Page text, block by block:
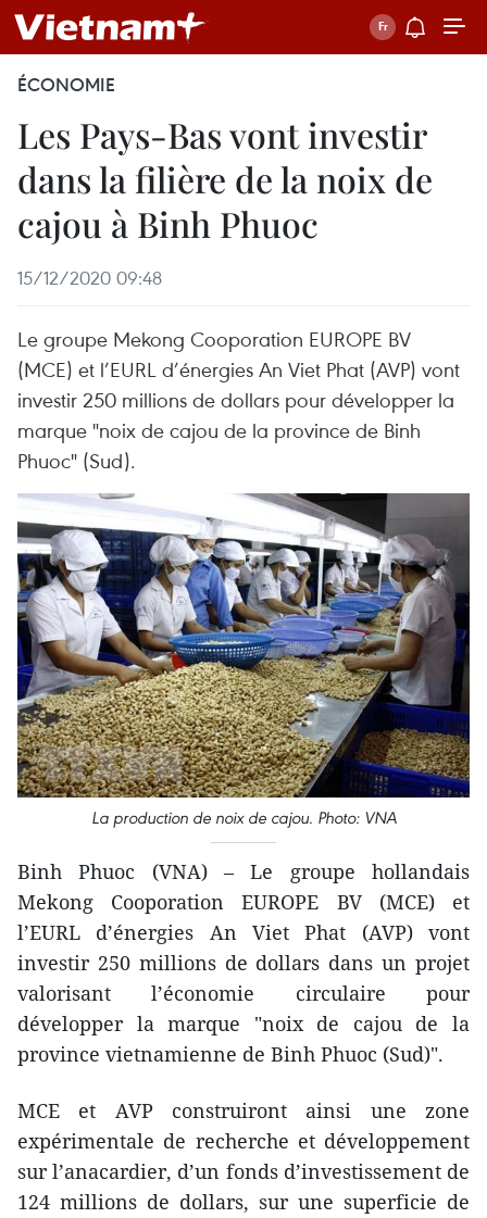
ÉCONOMIE
Les Pays-Bas vont investir
dans la filière de la noix de
cajou à Binh Phuoc
15/12/2020 09:48
Le groupe Mekong Cooporation EUROPE BV
(MCE) et l’EURL d’énergies An Viet Phat (AVP) vont
investir 250 millions de dollars pour développer la
marque "noix de cajou de la province de Binh
Phuoc" (Sud).
La production de noix de cajou. Photo: VNA
Binh Phuoc (VNA) – Le groupe hollandais
Mekong Cooporation EUROPE BV (MCE) et
l’EURL d’énergies An Viet Phat (AVP) vont
investir 250 millions de dollars dans un projet
valorisant l’économie circulaire pour
développer la marque "noix de cajou de la
province vietnamienne de Binh Phuoc (Sud)".
MCE et AVP construiront ainsi une zone
expérimentale de recherche et développement
sur l’anacardier, d’un fonds d’investissement de
124 millions de dollars, sur une superficie de